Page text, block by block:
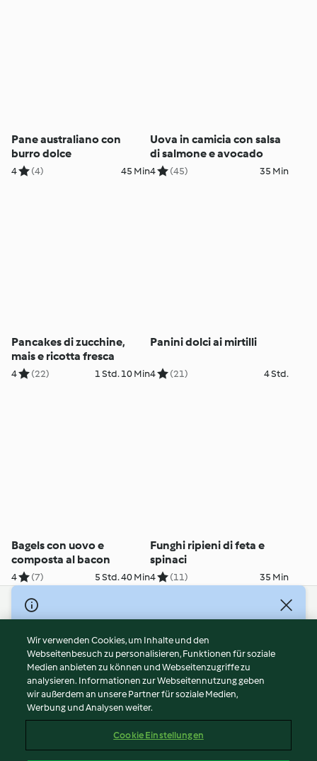
Pane australiano con
burro dolce
4 (4) 45 Min
Uova in camicia con salsa
di salmone e avocado
4 (45) 35 Min
Pancakes di zucchine,
mais e ricotta fresca
4 (22) 1 Std. 10 Min
Panini dolci ai mirtilli
4 (21) 4 Std.
Bagels con uovo e
composta al bacon
4 (7) 5 Std. 40 Min
Funghi ripieni di feta e
spinaci
4 (11) 35 Min
© Copyright 2026
Nutzungsbedingungen
Datenschutzrichtlinien
Disclaimer
Impressum
Cookies
Abo kündigen
Wir verwenden Cookies, um Inhalte und den
Webseitenbesuch zu personalisieren, Funktionen für soziale
Medien anbieten zu können und Webseitenzugriffe zu
analysieren. Informationen zur Webseitennutzung geben
wir außerdem an unsere Partner für soziale Medien,
Werbung und Analysen weiter.
Cookie Einstellungen